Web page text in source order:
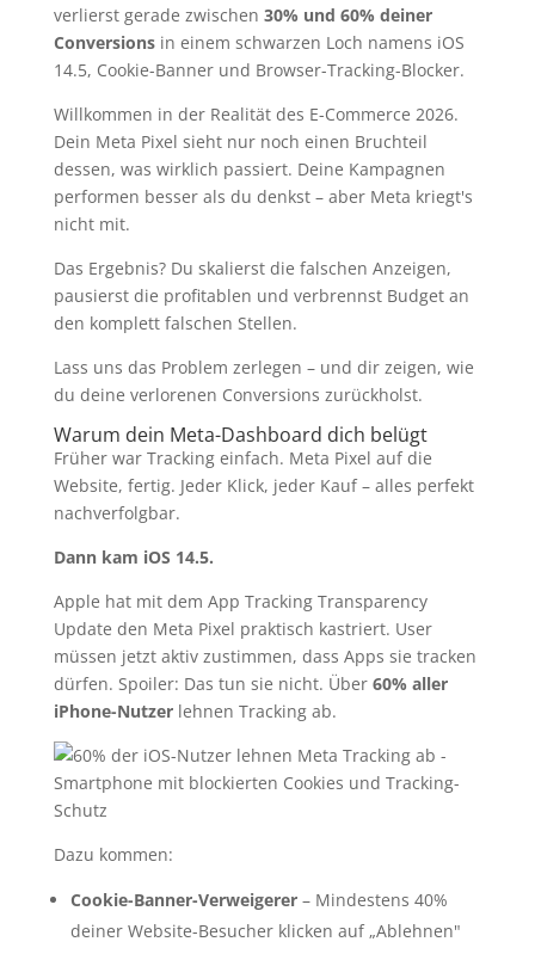
verlierst gerade zwischen 30% und 60% deiner
Conversionsin einem schwarzen Loch namens iOS
14.5, Cookie-Banner und Browser-Tracking-Blocker.
Willkommen in der Realität des E-Commerce 2026.
Dein Meta Pixel sieht nur noch einen Bruchteil
dessen, was wirklich passiert. Deine Kampagnen
performen besser als du denkst – aber Meta kriegt's
nicht mit.
Das Ergebnis? Du skalierst die falschen Anzeigen,
pausierst die profitablen und verbrennst Budget an
den komplett falschen Stellen.
Lass uns das Problem zerlegen – und dir zeigen, wie
du deine verlorenen Conversions zurückholst.
Warum dein Meta-Dashboard dich belügt
Früher war Tracking einfach. Meta Pixel auf die
Website, fertig. Jeder Klick, jeder Kauf – alles perfekt
nachverfolgbar.
Dann kam iOS 14.5.
Apple hat mit dem App Tracking Transparency
Update den Meta Pixel praktisch kastriert. User
müssen jetzt aktiv zustimmen, dass Apps sie tracken
dürfen. Spoiler: Das tun sie nicht. Über 60% aller
iPhone-Nutzerlehnen Tracking ab.
Dazu kommen:
Cookie-Banner-Verweigerer– Mindestens 40%
deiner Website-Besucher klicken auf „Ablehnen"